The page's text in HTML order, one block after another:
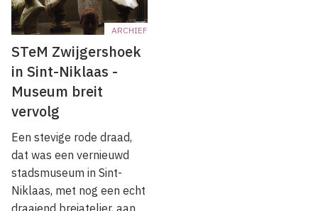
ARCHIEF
STeM Zwijgershoek
in Sint-Niklaas -
Museum breit
vervolg
Een stevige rode draad,
dat was een vernieuwd
stadsmuseum in Sint-
Niklaas, met nog een echt
draaiend breiatelier, aan